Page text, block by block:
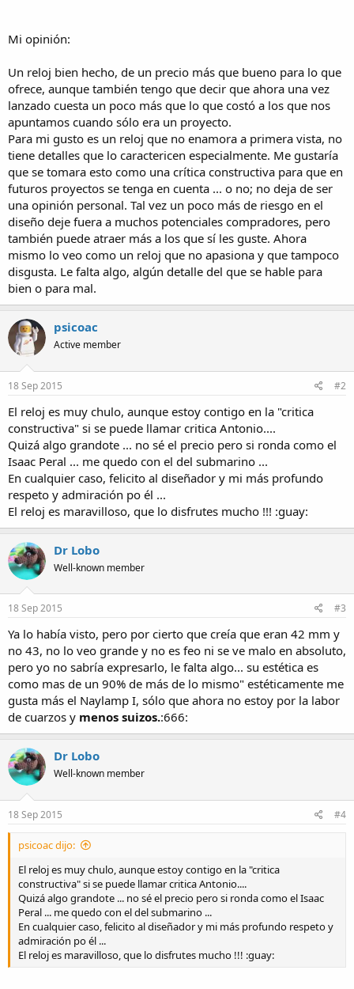
Mi opinión:
Un reloj bien hecho, de un precio más que bueno para lo que
ofrece, aunque también tengo que decir que ahora una vez
lanzado cuesta un poco más que lo que costó a los que nos
apuntamos cuando sólo era un proyecto.
Para mi gusto es un reloj que no enamora a primera vista, no
tiene detalles que lo caractericen especialmente. Me gustaría
que se tomara esto como una crítica constructiva para que en
futuros proyectos se tenga en cuenta ... o no; no deja de ser
una opinión personal. Tal vez un poco más de riesgo en el
diseño deje fuera a muchos potenciales compradores, pero
también puede atraer más a los que sí les guste. Ahora
mismo lo veo como un reloj que no apasiona y que tampoco
disgusta. Le falta algo, algún detalle del que se hable para
bien o para mal.
psicoac
Active member
18 Sep 2015 #2
El reloj es muy chulo, aunque estoy contigo en la "critica
constructiva" si se puede llamar critica Antonio....
Quizá algo grandote ... no sé el precio pero si ronda como el
Isaac Peral ... me quedo con el del submarino ...
En cualquier caso, felicito al diseñador y mi más profundo
respeto y admiración po él ...
El reloj es maravilloso, que lo disfrutes mucho !!! :guay:
Dr Lobo
Well-known member
18 Sep 2015 #3
Ya lo había visto, pero por cierto que creía que eran 42 mm y
no 43, no lo veo grande y no es feo ni se ve malo en absoluto,
pero yo no sabría expresarlo, le falta algo... su estética es
como mas de un 90% de más de lo mismo" estéticamente me
gusta más el Naylamp I, sólo que ahora no estoy por la labor
de cuarzos y menos suizos.:666:
Dr Lobo
Well-known member
18 Sep 2015 #4
psicoac dijo:
El reloj es muy chulo, aunque estoy contigo en la "critica
constructiva" si se puede llamar critica Antonio....
Quizá algo grandote ... no sé el precio pero si ronda como el Isaac
Peral ... me quedo con el del submarino ...
En cualquier caso, felicito al diseñador y mi más profundo respeto y
admiración po él ...
El reloj es maravilloso, que lo disfrutes mucho !!! :guay: